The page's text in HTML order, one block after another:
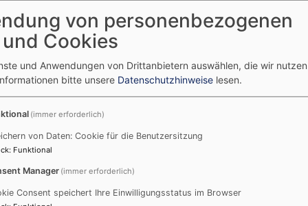
mit den
zirndorf.de ist aufgrund der folgenden
mit dem Barrierefreiheitsstärkungsgesetz (BFSG)
in der Barrierefreiheit
classic
einfügen
von personenbezogenen
Cookies
und Anwendungen von Drittanbietern auswählen, die wir
bitte unsere Datenschutzhinweise lesen.
(immer erforderlich)
von Daten: Cookie für die Benutzersitzung
: Funktional
Manager (immer erforderlich)
Consent speichert Ihre Einwilligungsstatus im Browser